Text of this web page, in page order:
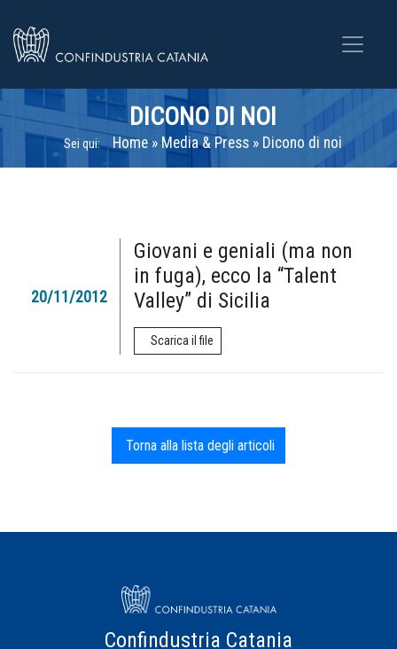
DICONO DI NOI
Sei qui: Home» Media & Press » Dicono di noi
20/11/2012
Giovani e geniali (ma non
in fuga), ecco la “Talent
Valley” di Sicilia
Scarica il file
Torna alla lista degli articoli
Confindustria Catania